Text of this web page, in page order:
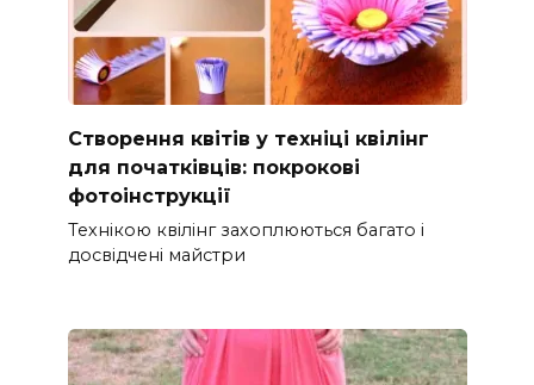
Створення квітів у техніці квілінг
для початківців: покрокові
фотоінструкції
Технікою квілінг захоплюються багато і
досвідчені майстри